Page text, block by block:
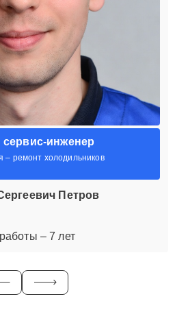
инженер
– ремонт холодильников
Петров
– 7 лет